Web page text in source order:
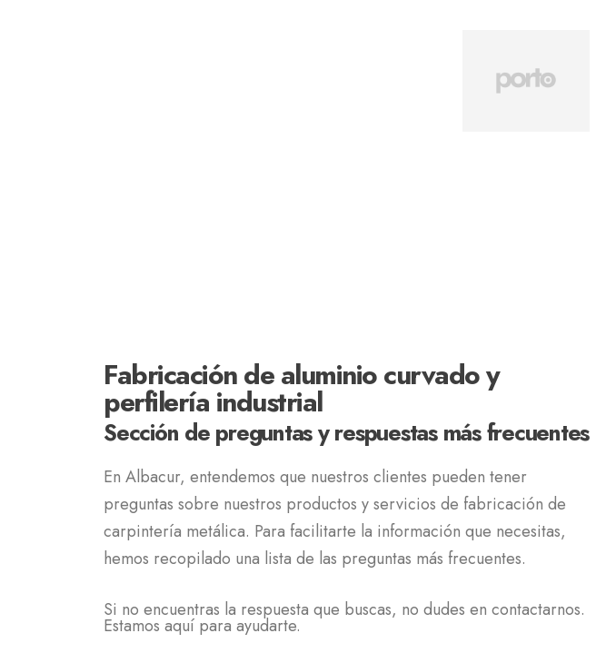
Fabricación de aluminio curvado y
perfilería industrial
Sección de preguntas y respuestas más frecuentes
En Albacur, entendemos que nuestros clientes pueden tener
preguntas sobre nuestros productos y servicios de fabricación de
carpintería metálica. Para facilitarte la información que necesitas,
hemos recopilado una lista de las preguntas más frecuentes.
Si no encuentras la respuesta que buscas, no dudes en contactarnos.
Estamos aquí para ayudarte.